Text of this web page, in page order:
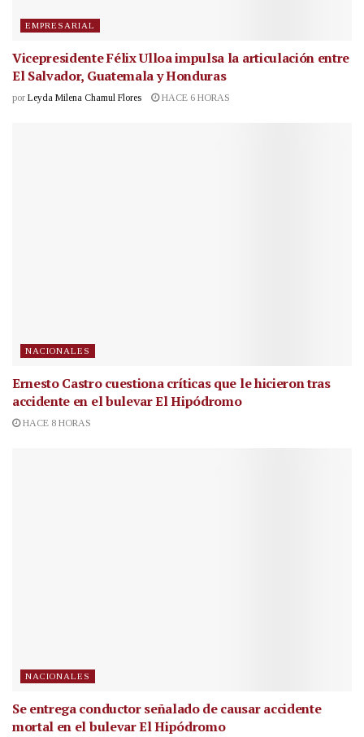
EMPRESARIAL
Vicepresidente Félix Ulloa impulsa la articulación entre
El Salvador, Guatemala y Honduras
por Leyda Milena Chamul Flores HACE 6 HORAS
NACIONALES
Ernesto Castro cuestiona críticas que le hicieron tras
accidente en el bulevar El Hipódromo
HACE 8 HORAS
NACIONALES
Se entrega conductor señalado de causar accidente
mortal en el bulevar El Hipódromo